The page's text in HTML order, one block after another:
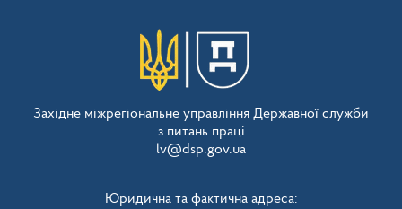
Західне міжрегіональне управління Державної служби
з питань праці
lv@dsp.gov.ua
Юридична та фактична адреса: